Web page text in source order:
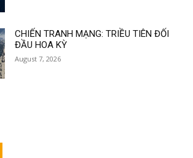
CHIẾN TRANH MẠNG: TRIỀU TIÊN ĐỐI
ĐẦU HOA KỲ
August 7, 2026